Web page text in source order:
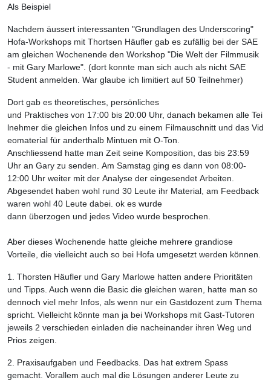
Als Beispiel
Nachdem äussert interessanten "Grundlagen des Underscoring"
Hofa-Workshops mit Thortsen Häufler gab es zufällig bei der SAE
am gleichen Wochenende den Workshop "Die Welt der Filmmusik
- mit Gary Marlowe". (dort konnte man sich auch als nicht SAE
Student anmelden. War glaube ich limitiert auf 50 Teilnehmer)
Dort gab es theoretisches, persönliches
und Praktisches von 17:00 bis 20:00 Uhr, danach bekamen alle Tei
lnehmer die gleichen Infos und zu einem Filmauschnitt und das Vid
eomaterial für anderthalb Mintuen mit O-Ton.
Anschliessend hatte man Zeit seine Komposition, das bis 23:59
Uhr an Gary zu senden. Am Samstag ging es dann von 08:00-
12:00 Uhr weiter mit der Analyse der eingesendet Arbeiten.
Abgesendet haben wohl rund 30 Leute ihr Material, am Feedback
waren wohl 40 Leute dabei. ok es wurde
dann überzogen und jedes Video wurde besprochen.
Aber dieses Wochenende hatte gleiche mehrere grandiose
Vorteile, die vielleicht auch so bei Hofa umgesetzt werden können.
1. Thorsten Häufler und Gary Marlowe hatten andere Prioritäten
und Tipps. Auch wenn die Basic die gleichen waren, hatte man so
dennoch viel mehr Infos, als wenn nur ein Gastdozent zum Thema
spricht. Vielleicht könnte man ja bei Workshops mit Gast-Tutoren
jeweils 2 verschieden einladen die nacheinander ihren Weg und
Prios zeigen.
2. Praxisaufgaben und Feedbacks. Das hat extrem Spass
gemacht. Vorallem auch mal die Lösungen anderer Leute zu